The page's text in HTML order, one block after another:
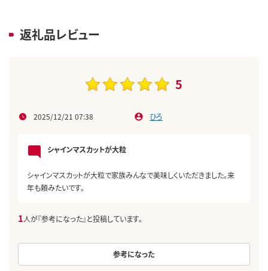
返礼品レビュー
5
2025/12/21 07:38 ひろ
シャインマスカットが大粒
シャインマスカットが大粒で家族みんなで美味しくいただきました。来
年も頼みたいです。
1人が『参考になった』と投稿しています。
参考になった